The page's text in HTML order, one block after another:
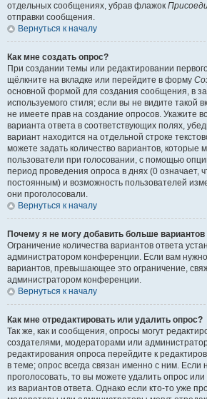
отдельных сообщениях, убрав флажок
отправки сообщения.
Вернуться к началу
Как мне создать опрос?
При создании темы или редактировании
щёлкните на вкладке или перейдите в форму
основной формой для создания сообщения, в
используемого стиля; если вы не видите такой
не имеете прав на создание опросов. Укажите
варианта ответа в соответствующих полях,
вариант находится на отдельной строке
можете задать количество вариантов, которые
пользователи при голосовании, с помощью
период проведения опроса в днях (0 означает,
постоянным) и возможность пользователей
они проголосовали.
Вернуться к началу
Почему я не могу добавить больше вариантов
Ограничение количества вариантов ответа
администратором конференции. Если вам
вариантов, превышающее это ограничение,
администратором конференции.
Вернуться к началу
Как мне отредактировать или удалить опрос?
Так же, как и сообщения, опросы могут
создателями, модераторами или
редактирования опроса перейдите к
в теме; опрос всегда связан именно с ним. Если
проголосовать, то вы можете удалить опрос
из вариантов ответа. Однако если кто-то уже